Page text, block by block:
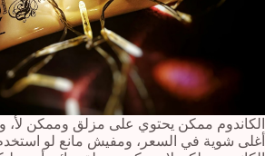
الكاندوم ممكن يحتوي على مزلق وممكن لأ،
أغلى شوية في السعر، ومفيش مانع لو